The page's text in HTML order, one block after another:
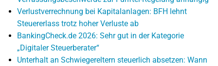
Verlustverrechnung bei Kapitalanlagen: BFH lehnt
Steuererlass trotz hoher Verluste ab
BankingCheck.de 2026: Sehr gut in der Kategorie
„Digitaler Steuerberater“
Unterhalt an Schwiegereltern steuerlich absetzen: Wann